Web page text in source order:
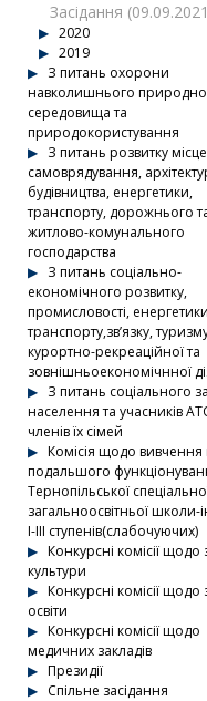
Засідання
2020
2019
З питань охорони
навколишнього
середовища та
природокористування
З питань розвитку
самоврядування,
будівництва, енергетики,
транспорту, дорожнього
житлово-комунального
господарства
З питань соціально-
економічного розвитку,
промисловості,
транспорту,зв’язку,
курортно-рекреаційної та
зовнішньоекономічнної
З питань соціального
населення та учасників
членів їх сімей
Комісія щодо вивчення
подальшого
Тернопільської
загальноосвітньої школи-
І-ІІІ ступенів(слабочуючих)
Конкурсні комісії щодо
культури
Конкурсні комісії щодо
освіти
Конкурсні комісії щодо
медичних закладів
Президії
Спільне засідання